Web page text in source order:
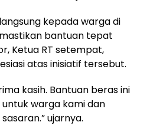
kepada warga di
bantuan tepat
Ketua RT setempat,
atas inisiatif tersebut.
kasih. Bantuan beras ini
warga kami dan
ujarnya.